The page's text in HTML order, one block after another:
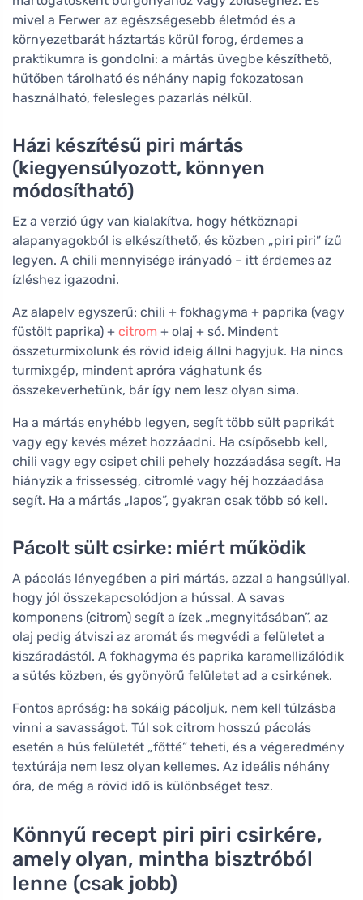
mivel a Ferwer az egészségesebb életmód és a
környezetbarát háztartás körül forog, érdemes a
praktikumra is gondolni: a mártás üvegbe készíthető,
hűtőben tárolható és néhány napig fokozatosan
használható, felesleges pazarlás nélkül.
Házi készítésű piri mártás
(kiegyensúlyozott, könnyen
módosítható)
Ez a verzió úgy van kialakítva, hogy hétköznapi
alapanyagokból is elkészíthető, és közben „piri piri” ízű
legyen. A chili mennyisége irányadó – itt érdemes az
ízléshez igazodni.
Az alapelv egyszerű: chili + fokhagyma + paprika (vagy
füstölt paprika) + citrom + olaj + só. Mindent
összeturmixolunk és rövid ideig állni hagyjuk. Ha nincs
turmixgép, mindent apróra vághatunk és
összekeverhetünk, bár így nem lesz olyan sima.
Ha a mártás enyhébb legyen, segít több sült paprikát
vagy egy kevés mézet hozzáadni. Ha csípősebb kell,
chili vagy egy csipet chili pehely hozzáadása segít. Ha
hiányzik a frissesség, citromlé vagy héj hozzáadása
segít. Ha a mártás „lapos”, gyakran csak több só kell.
Pácolt sült csirke: miért működik
A pácolás lényegében a piri mártás, azzal a hangsúllyal,
hogy jól összekapcsolódjon a hússal. A savas
komponens (citrom) segít a ízek „megnyitásában”, az
olaj pedig átviszi az aromát és megvédi a felületet a
kiszáradástól. A fokhagyma és paprika karamellizálódik
a sütés közben, és gyönyörű felületet ad a csirkének.
Fontos apróság: ha sokáig pácoljuk, nem kell túlzásba
vinni a savasságot. Túl sok citrom hosszú pácolás
esetén a hús felületét „főtté” teheti, és a végeredmény
textúrája nem lesz olyan kellemes. Az ideális néhány
óra, de még a rövid idő is különbséget tesz.
Könnyű recept piri piri csirkére,
amely olyan, mintha bisztróból
lenne (csak jobb)